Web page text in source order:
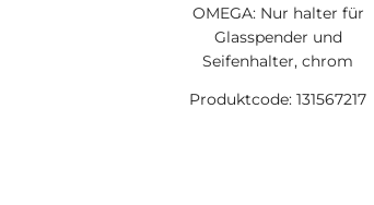
OMEGA: Nur halter für
Glasspender und
Seifenhalter, chrom
Produktcode: 131567217